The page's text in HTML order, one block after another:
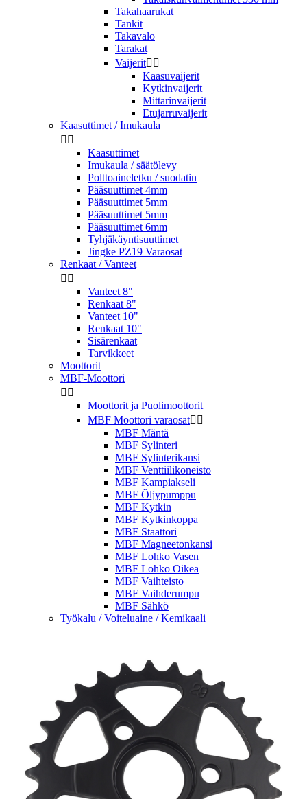
Takahaarukat
Tankit
Takavalo
Tarakat
Vaijerit 
Kaasuvaijerit
Kytkinvaijerit
Mittarinvaijerit
Etujarruvaijerit
Kaasuttimet / Imukaula
 
Kaasuttimet
Imukaula / säätölevy
Polttoaineletku / suodatin
Pääsuuttimet 4mm
Pääsuuttimet 5mm
Pääsuuttimet 5mm
Pääsuuttimet 6mm
Tyhjäkäyntisuuttimet
Jingke PZ19 Varaosat
Renkaat / Vanteet
 
Vanteet 8"
Renkaat 8"
Vanteet 10"
Renkaat 10"
Sisärenkaat
Tarvikkeet
Moottorit
MBF-Moottori
 
Moottorit ja Puolimoottorit
MBF Moottori varaosat 
MBF Mäntä
MBF Sylinteri
MBF Sylinterikansi
MBF Venttiilikoneisto
MBF Kampiakseli
MBF Öljypumppu
MBF Kytkin
MBF Kytkinkoppa
MBF Staattori
MBF Magneetonkansi
MBF Lohko Vasen
MBF Lohko Oikea
MBF Vaihteisto
MBF Vaihderumpu
MBF Sähkö
Työkalu / Voiteluaine / Kemikaali